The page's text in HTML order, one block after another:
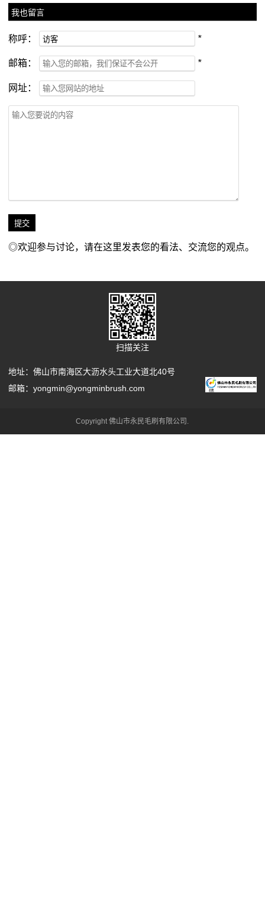
我也留言
称呼： *
邮箱： *
网址：
◎欢迎参与讨论，请在这里发表您的看法、交流您的观点。
扫描关注
地址：佛山市南海区大沥水头工业大道北40号
邮箱：yongmin@yongminbrush.com
Copyright 佛山市永民毛刷有限公司.